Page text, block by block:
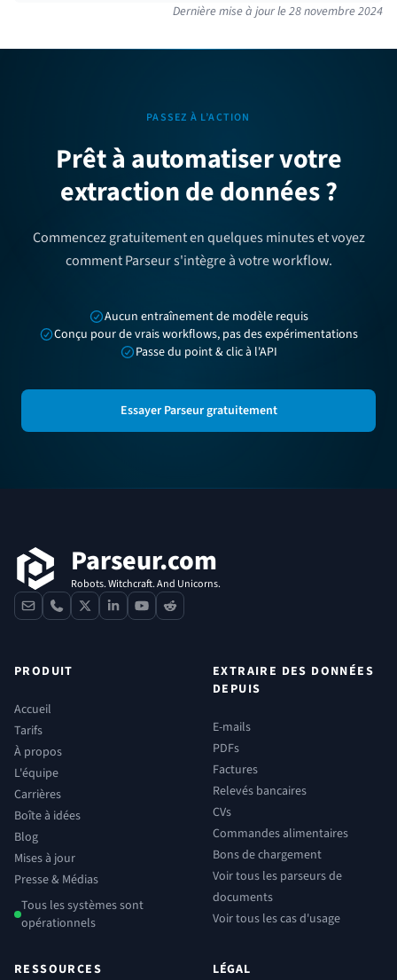
Dernière mise à jour le28 novembre 2024
PASSEZ À L’ACTION
Prêt à automatiser votre
extraction de données ?
Commencez gratuitement en quelques minutes et voyez
comment Parseur s'intègre à votre workflow.
Aucun entraînement de modèle requis
Conçu pour de vrais workflows, pas des expérimentations
Passe du point & clic à l'API
Essayer Parseur gratuitement
Parseur.com
Robots. Witchcraft. And Unicorns.
contactphone
x linkedinyoutube
reddit
PRODUIT
Accueil
Tarifs
À propos
L'équipe
Carrières
Boîte à idées
Blog
Mises à jour
Presse & Médias
Tous les systèmes sont
opérationnels
EXTRAIRE DES DONNÉES
DEPUIS
E-mails
PDFs
Factures
Relevés bancaires
CVs
Commandes alimentaires
Bons de chargement
Voir tous les parseurs de
documents
Voir tous les cas d'usage
RESSOURCES LÉGAL